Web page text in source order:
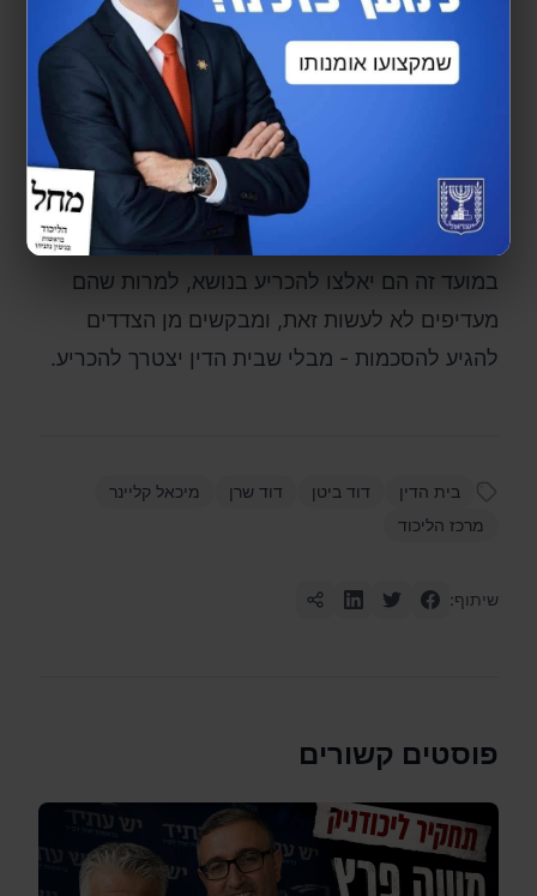
שהתגלו.
‏ לסיכום, בית הדין קבע כי על הליכוד לסיים את
הטיפול בכל נושא הבחירות עד לתאריך 03 ביוני
2026, על מנת שישאר מספיק זמן להיערך לועידה
ולפריימריז.
‏השופטים גם ציינו שבמידה והתנועה לא תהיה מוכנה
במועד זה הם יאלצו להכריע בנושא, למרות שהם
מעדיפים לא לעשות זאת, ומבקשים מן הצדדים
להגיע להסכמות - מבלי שבית הדין יצטרך להכריע.
בית הדין דוד ביטן דוד שרן
מיכאל קליינר
מרכז הליכוד
שיתוף:
פוסטים קשורים